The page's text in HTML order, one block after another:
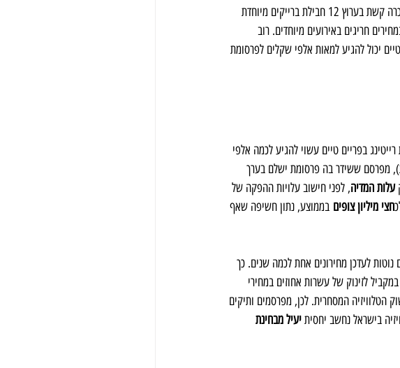
מכרה קשת בערוץ 12 חבילת ברייקים מיוחדת
חריגים באירועים מיוחדים. רוב
יכול להגיע למאות אלפי שקלים לפרסומת
בפריים טיים עשוי להגיע לכמה אלפי
משיגה 20% רייטינג (כלומר 20 נקודות), מפרסם ששידר בה פרסומת ישלם בערך
עלות המדיה, לפני חישוב עלויות ההפקה של
חצי מיליון צופים בממוצע, נתון חשיפה שאף
נוטות לעדכן מחירונים אחת לכמה שנים. כך
תעריפים בכ-3%-4% לעומת שנה קודמת, במקביל לזינוק של עשרות אחוזים במחירי
הזו נמשכה גם בשנים האחרונות, עם עליות של סביב 5% בשנה בשוק הטלוויזיה המסחרית. לכן, מפרסמים ותיקים
בישראל נחשב יחסית יעיל מבחינת